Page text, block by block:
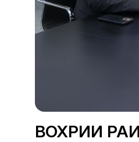
ВОХӮРИИ